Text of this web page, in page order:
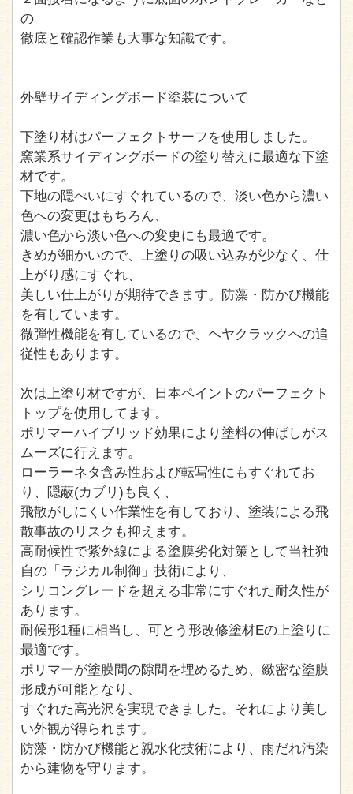
の
徹底と確認作業も大事な知識です。
外壁サイディングボード塗装について
下塗り材はパーフェクトサーフを使用しました。
窯業系サイディングボードの塗り替えに最適な下塗
材です。
下地の隠ぺいにすぐれているので、淡い色から濃い
色への変更はもちろん、
濃い色から淡い色への変更にも最適です。
きめが細かいので、上塗りの吸い込みが少なく、仕
上がり感にすぐれ、
美しい仕上がりが期待できます。防藻・防かび機能
を有しています。
微弾性機能を有しているので、ヘヤクラックへの追
従性もあります。
次は上塗り材ですが、日本ペイントのパーフェクト
トップを使用してます。
ポリマーハイブリッド効果により塗料の伸ばしがス
ムーズに行えます。
ローラーネタ含み性および転写性にもすぐれてお
り、隠蔽(カブリ)も良く、
飛散がしにくい作業性を有しており、塗装による飛
散事故のリスクも抑えます。
高耐候性で紫外線による塗膜劣化対策として当社独
自の「ラジカル制御」技術により、
シリコングレードを超える非常にすぐれた耐久性が
あります。
耐候形1種に相当し、可とう形改修塗材Eの上塗りに
最適です。
ポリマーが塗膜間の隙間を埋めるため、緻密な塗膜
形成が可能となり、
すぐれた高光沢を実現できました。それにより美し
い外観が得られます。
防藻・防かび機能と親水化技術により、雨だれ汚染
から建物を守ります。